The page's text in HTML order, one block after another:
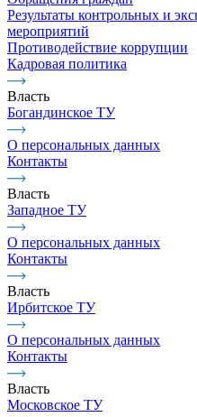
Результаты контрольных и
мероприятий
Противодействие коррупции
Кадровая политика
Власть
Богандинское ТУ
О персональных данных
Контакты
Власть
Западное ТУ
О персональных данных
Контакты
Власть
Ирбитское ТУ
О персональных данных
Контакты
Власть
Московское ТУ